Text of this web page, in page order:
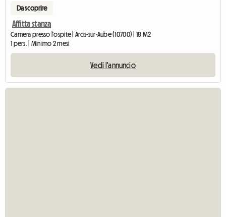
Da scoprire
Affitta stanza
Camera presso l'ospite | Arcis-sur-Aube (10700) | 18 M2
1 pers. | Minimo 2 mesi
Vedi l'annuncio